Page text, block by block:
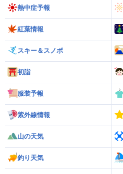
熱中症予報
紅葉情報
スキー＆スノボ
初詣
服装予報
紫外線情報
山の天気
釣り天気